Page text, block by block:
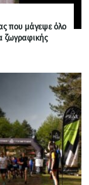
που μάγεψε όλο
ζωγραφικής